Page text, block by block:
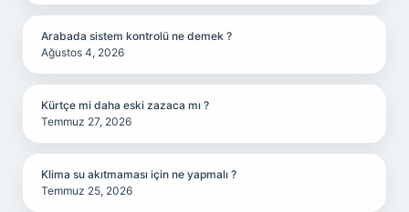
Arabada sistem kontrolü ne demek ?
Ağustos 4, 2026
Kürtçe mi daha eski zazaca mı ?
Temmuz 27, 2026
Klima su akıtmaması için ne yapmalı ?
Temmuz 25, 2026